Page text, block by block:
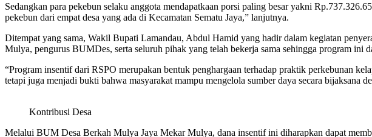
Sedangkan para pekebun selaku anggota mendapatkaan porsi paling besar yakni
pekebun dari empat desa yang ada di Kecamatan Sematu Jaya,” lanjutnya.
Ditempat yang sama, Wakil Bupati Lamandau, Abdul Hamid yang hadir dalam kegiatan
Mulya, pengurus BUMDes, serta seluruh pihak yang telah bekerja sama sehingga program ini
“Program insentif dari RSPO merupakan bentuk penghargaan terhadap praktik perkebunan
tetapi juga menjadi bukti bahwa masyarakat mampu mengelola sumber daya secara bijaksana
Kontribusi Desa
Melalui BUM Desa Berkah Mulya Jaya Mekar Mulya, dana insentif ini diharapkan dapat